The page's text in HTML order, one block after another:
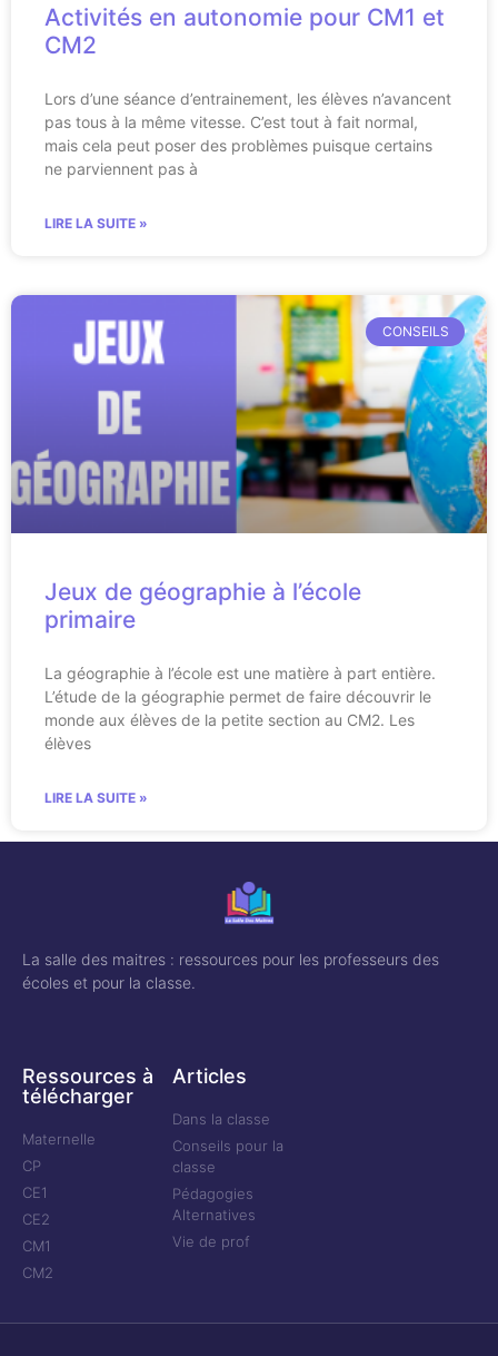
Activités en autonomie pour CM1 et
CM2
Lors d’une séance d’entrainement, les élèves n’avancent
pas tous à la même vitesse. C’est tout à fait normal,
mais cela peut poser des problèmes puisque certains
ne parviennent pas à
LIRE LA SUITE »
CONSEILS
Jeux de géographie à l’école
primaire
La géographie à l’école est une matière à part entière.
L’étude de la géographie permet de faire découvrir le
monde aux élèves de la petite section au CM2. Les
élèves
LIRE LA SUITE »
La salle des maitres : ressources pour les professeurs des
écoles et pour la classe.
Ressources à
télécharger
Maternelle
CP
CE1
CE2
CM1
CM2
Articles
Dans la classe
Conseils pour la
classe
Pédagogies
Alternatives
Vie de prof